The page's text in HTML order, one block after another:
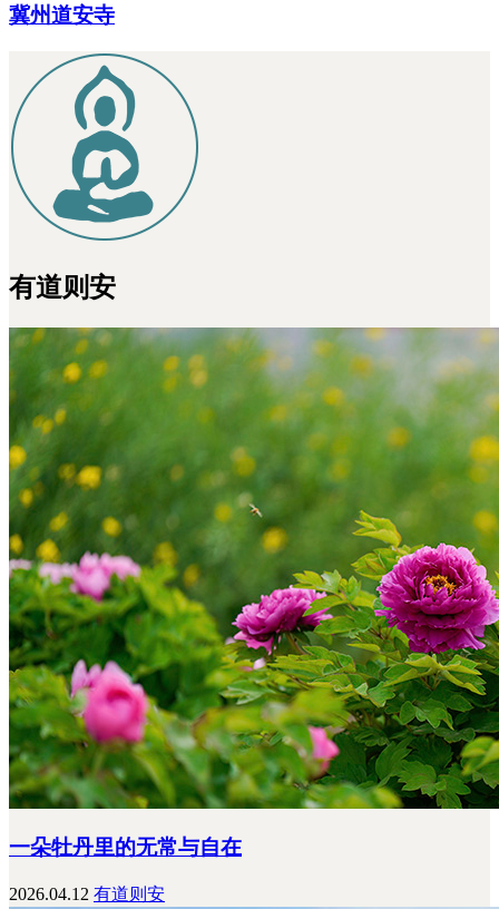
冀州道安寺
有道则安
一朵牡丹里的无常与自在
2026.04.12 有道则安